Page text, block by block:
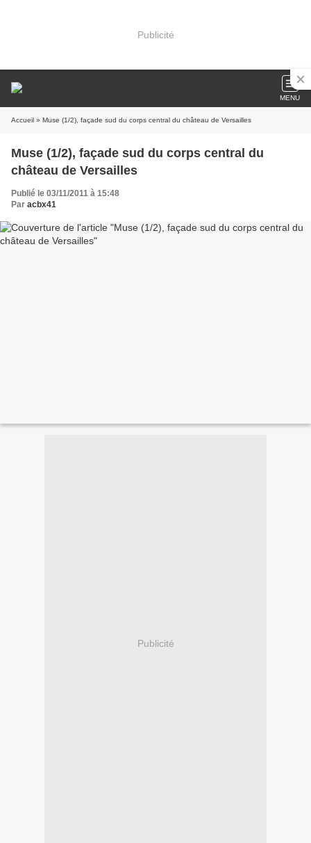
Publicité
MENU
Accueil » Muse (1/2), façade sud du corps central du château de Versailles
Muse (1/2), façade sud du corps central du
château de Versailles
Publié le 03/11/2011 à 15:48
Par acbx41
Publicité